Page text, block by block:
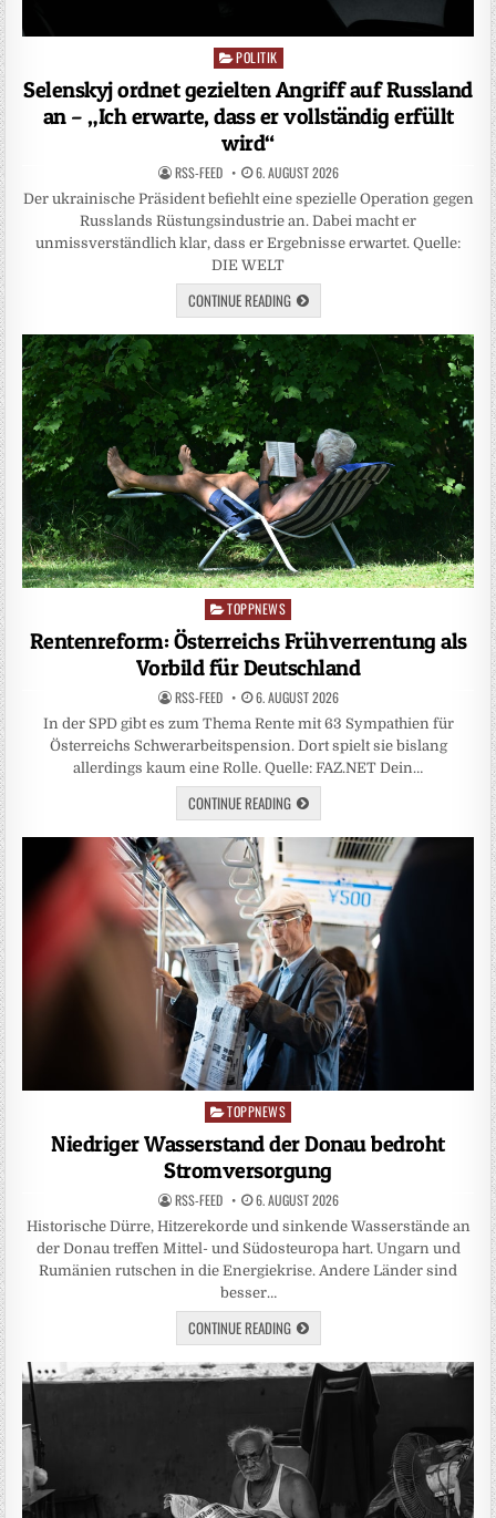
Posted
in
POLITIK
Selenskyj ordnet gezielten Angriff auf Russland
an – „Ich erwarte, dass er vollständig erfüllt
wird“
RSS-FEED 6. AUGUST 2026
Der ukrainische Präsident befiehlt eine spezielle Operation gegen
Russlands Rüstungsindustrie an. Dabei macht er
unmissverständlich klar, dass er Ergebnisse erwartet. Quelle:
DIE WELT
CONTINUE READING
Posted
TOPPNEWS
Rentenreform: Österreichs Frühverrentung als
Vorbild für Deutschland
RSS-FEED 6. AUGUST 2026
In der SPD gibt es zum Thema Rente mit 63 Sympathien für
Österreichs Schwerarbeitspension. Dort spielt sie bislang
allerdings kaum eine Rolle. Quelle: FAZ.NET Dein…
CONTINUE READING
Posted
TOPPNEWS
Niedriger Wasserstand der Donau bedroht
Stromversorgung
RSS-FEED 6. AUGUST 2026
Historische Dürre, Hitzerekorde und sinkende Wasserstände an
der Donau treffen Mittel- und Südosteuropa hart. Ungarn und
Rumänien rutschen in die Energiekrise. Andere Länder sind
besser…
CONTINUE READING